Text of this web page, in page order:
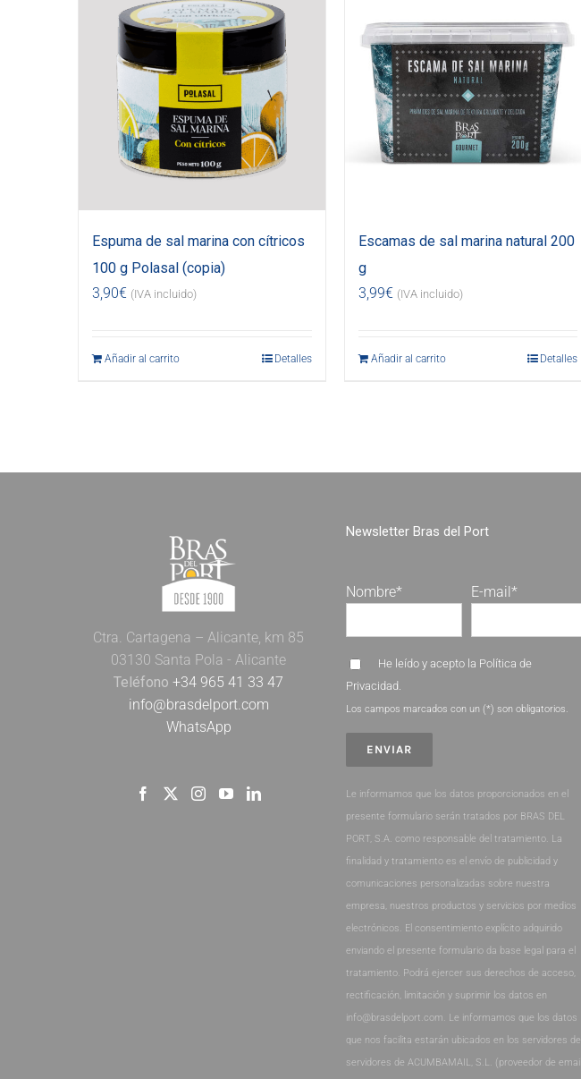
Espuma de sal marina con cítricos
100 g Polasal (copia)
3,90€ (IVA incluido)
Añadir al carrito Detalles
Escamas de sal marina natural 200
g
3,99€ (IVA incluido)
Añadir al carrito Detalles
Ctra. Cartagena – Alicante, km 85
03130 Santa Pola - Alicante
Teléfono +34 965 41 33 47
info@brasdelport.com
WhatsApp
Newsletter Bras del Port
Nombre* E-mail*
He leído y acepto la Política de
Privacidad.
Los campos marcados con un (*) son obligatorios.
Le informamos que los datos proporcionados en el
presente formulario serán tratados por BRAS DEL
PORT, S.A. como responsable del tratamiento. La
finalidad y tratamiento es el envío de publicidad y
comunicaciones personalizadas sobre nuestra
empresa, nuestros productos y servicios por medios
electrónicos. El consentimiento explícito adquirido
enviando el presente formulario da base legal para el
tratamiento. Podrá ejercer sus derechos de acceso,
rectificación, limitación y suprimir los datos en
info@brasdelport.com. Le informamos que los datos
que nos facilita estarán ubicados en los servidores de
servidores de ACUMBAMAIL, S.L. (proveedor de email